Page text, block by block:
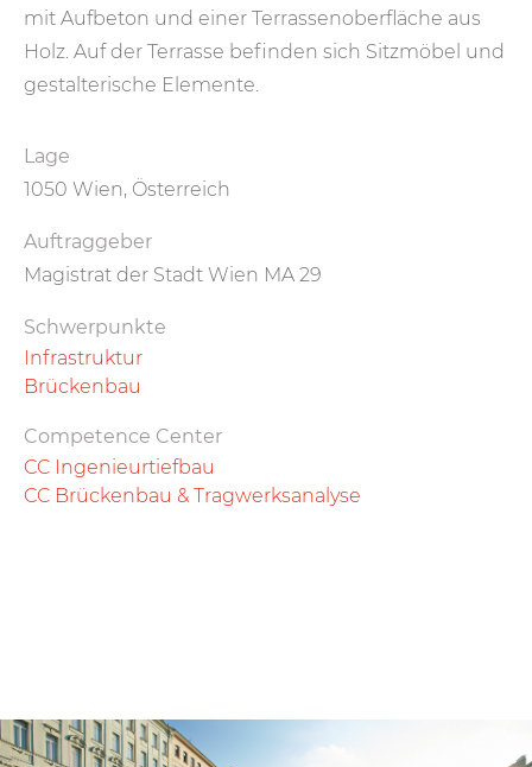
mit Aufbeton und einer Terrassenoberfläche aus
Holz. Auf der Terrasse befinden sich Sitzmöbel und
gestalterische Elemente.
Lage
1050 Wien, Österreich
Auftraggeber
Magistrat der Stadt Wien MA 29
Schwerpunkte
Infrastruktur
Brückenbau
Competence Center
CC Ingenieurtiefbau
CC Brückenbau & Tragwerksanalyse